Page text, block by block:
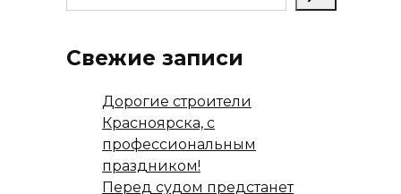
Свежие записи
Дорогие строители
Красноярска, с
профессиональным
праздником!
Перед судом предстанет